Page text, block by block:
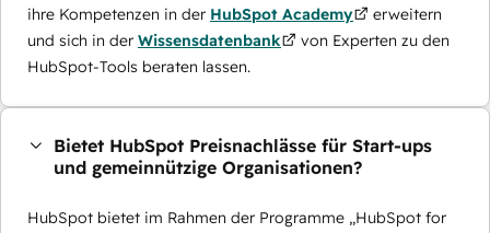
ihre Kompetenzen in der HubSpot Academy
erweitern
und sich in der Wissensdatenbank
von Experten zu den
HubSpot-Tools beraten lassen.
Bietet HubSpot Preisnachlässe für Start-ups
und gemeinnützige Organisationen?
HubSpot bietet im Rahmen der Programme „HubSpot for